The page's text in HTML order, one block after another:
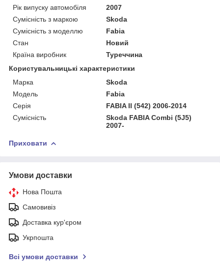
Рік випуску автомобіля
2007
Сумісність з маркою
Skoda
Сумісність з моделлю
Fabia
Стан
Новий
Країна виробник
Туреччина
Користувальницькі характеристики
Марка
Skoda
Мoдель
Fabia
Серія
FABIA II (542) 2006-2014
Сумісність
Skoda FABIA Combi (5J5)
2007-
Приховати
Умови доставки
Нова Пошта
Самовивіз
Доставка кур'єром
Укрпошта
Всі умови доставки